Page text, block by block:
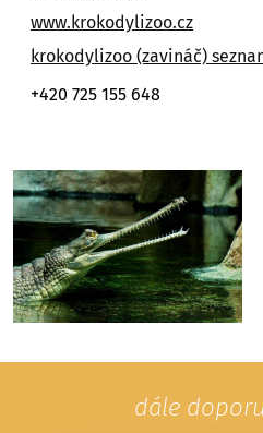
www.krokodylizoo.cz
krokodylizoo (zavináč)
+420 725 155 648
dále